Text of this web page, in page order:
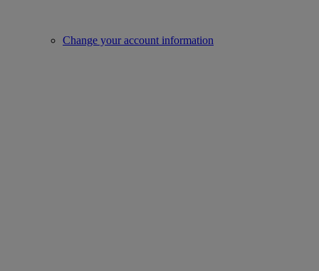
Change your account information